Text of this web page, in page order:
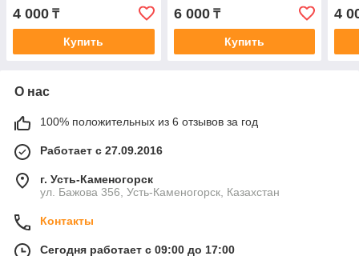
4 000 ₸
Купить
6 000₸
Купить
4
О нас
100% положительных из 6 отзывов за год
Работает с 27.09.2016
г. Усть-Каменогорск
ул. Бажова 356, Усть-Каменогорск, Казахстан
Контакты
Сегодня работает с 09:00 до 17:00